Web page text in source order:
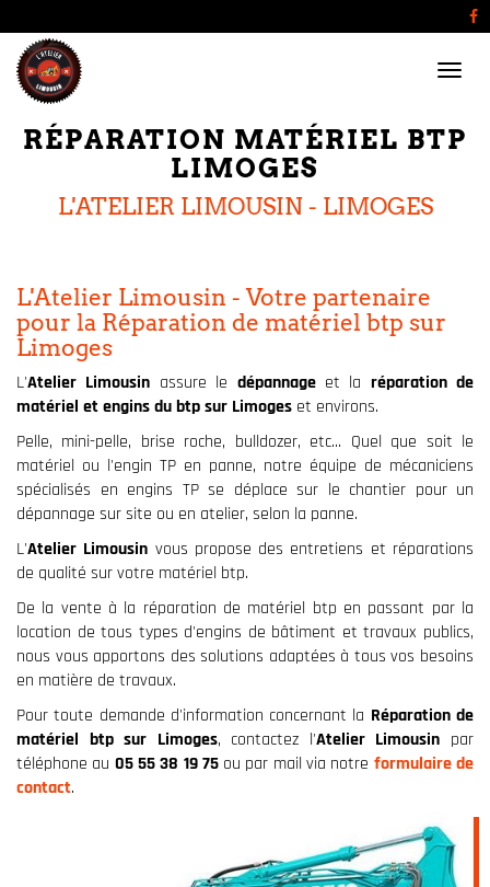
Menu
RÉPARATION MATÉRIEL BTP
LIMOGES
L'ATELIER LIMOUSIN - LIMOGES
L'Atelier Limousin - Votre partenaire
pour la Réparation de matériel btp sur
Limoges
L'Atelier Limousin assure le dépannageet la réparation de
matériel et engins du btp sur Limoges et environs.
Pelle, mini-pelle, brise roche, bulldozer, etc... Quel que soit le
matériel ou l'engin TP en panne, notre équipe de mécaniciens
spécialisés en engins TP se déplace sur le chantier pour un
dépannage sur site ou en atelier, selon la panne.
L'Atelier Limousin vous propose des entretiens et réparations
de qualité sur votre matériel btp.
De la vente à la réparation de matériel btp en passant par la
location de tous types d'engins de bâtiment et travaux publics,
nous vous apportons des solutions adaptées à tous vos besoins
en matière de travaux.
Pour toute demande d'information concernant la Réparation de
matériel btp sur Limoges, contactez l'Atelier Limousin par
téléphone au 05 55 38 19 75ou par mail via notre formulaire de
contact.